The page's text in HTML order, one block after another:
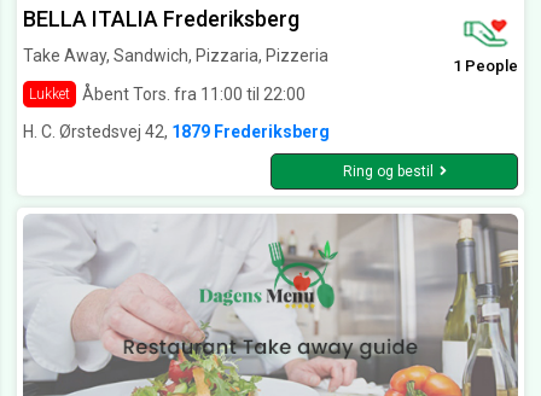
BELLA ITALIA Frederiksberg
Take Away, Sandwich, Pizzaria, Pizzeria
Lukket Åbent Tors. fra 11:00 til 22:00
1 People
H. C. Ørstedsvej 42, 1879 Frederiksberg
Ring og bestil